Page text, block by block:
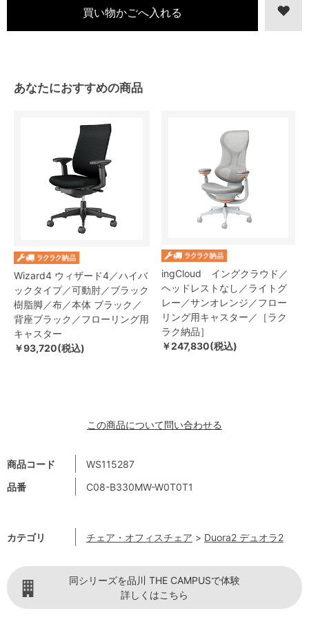
商品コード
WS115287
品番
C08-B330MW-W0T0T1
カテゴリ チェア・オフィスチェア > Duora2 デュオラ2
あなたにおすすめの商品
Wizard4 ウィザード4／ハイバ
ックタイプ／可動肘／ブラック
樹脂脚／布／本体 ブラック／
背座ブラック／フローリング用
キャスター
￥93,720(税込)
ingCloud イングクラウド／
ヘッドレストなし／ライトグ
レー／サンオレンジ／フロー
リング用キャスター／［ラク
ラク納品］
￥247,830(税込)
この商品について問い合わせる
同シリーズを品川 THE CAMPUSで体験
詳しくはこちら